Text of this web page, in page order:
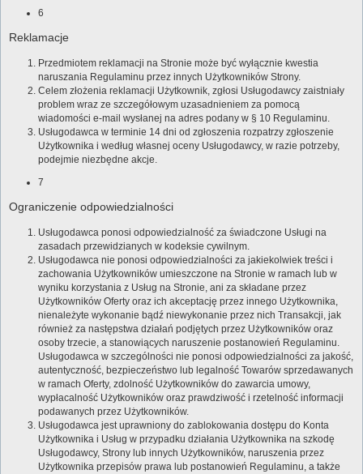
6
Reklamacje
Przedmiotem reklamacji na Stronie może być wyłącznie kwestia
naruszania Regulaminu przez innych Użytkowników Strony.
Celem złożenia reklamacji Użytkownik, zgłosi Usługodawcy zaistniały
problem wraz ze szczegółowym uzasadnieniem za pomocą
wiadomości e-mail wysłanej na adres podany w § 10 Regulaminu.
Usługodawca w terminie 14 dni od zgłoszenia rozpatrzy zgłoszenie
Użytkownika i według własnej oceny Usługodawcy, w razie potrzeby,
podejmie niezbędne akcje.
7
Ograniczenie odpowiedzialności
Usługodawca ponosi odpowiedzialność za świadczone Usługi na
zasadach przewidzianych w kodeksie cywilnym.
Usługodawca nie ponosi odpowiedzialności za jakiekolwiek treści i
zachowania Użytkowników umieszczone na Stronie w ramach lub w
wyniku korzystania z Usług na Stronie, ani za składane przez
Użytkowników Oferty oraz ich akceptację przez innego Użytkownika,
nienależyte wykonanie bądź niewykonanie przez nich Transakcji, jak
również za następstwa działań podjętych przez Użytkowników oraz
osoby trzecie, a stanowiących naruszenie postanowień Regulaminu.
Usługodawca w szczególności nie ponosi odpowiedzialności za jakość,
autentyczność, bezpieczeństwo lub legalność Towarów sprzedawanych
w ramach Oferty, zdolność Użytkowników do zawarcia umowy,
wypłacalność Użytkowników oraz prawdziwość i rzetelność informacji
podawanych przez Użytkowników.
Usługodawca jest uprawniony do zablokowania dostępu do Konta
Użytkownika i Usług w przypadku działania Użytkownika na szkodę
Usługodawcy, Strony lub innych Użytkowników, naruszenia przez
Użytkownika przepisów prawa lub postanowień Regulaminu, a także